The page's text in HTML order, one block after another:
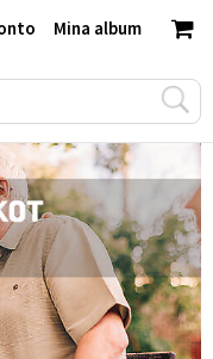
Mina album